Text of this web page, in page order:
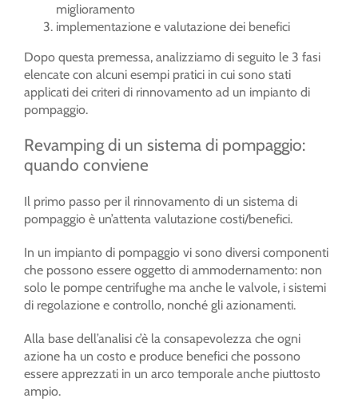
miglioramento
implementazione e valutazione dei benefici
Dopo questa premessa, analizziamo di seguito le 3 fasi
elencate con alcuni esempi pratici in cui sono stati
applicati dei criteri di rinnovamento ad un impianto di
pompaggio.
Revamping di un sistema di pompaggio:
quando conviene
Il primo passo per il rinnovamento di un sistema di
pompaggio è un’attenta valutazione costi/benefici.
In un impianto di pompaggio vi sono diversi componenti
che possono essere oggetto di ammodernamento: non
solo le pompe centrifughe ma anche le valvole, i sistemi
di regolazione e controllo, nonché gli azionamenti.
Alla base dell’analisi c’è la consapevolezza che ogni
azione ha un costo e produce benefici che possono
essere apprezzati in un arco temporale anche piuttosto
ampio.